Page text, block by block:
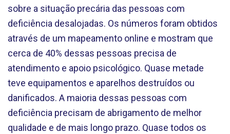
sobre a situação precária das pessoas com
deficiência desalojadas. Os números foram obtidos
através de um mapeamento online e mostram que
cerca de 40% dessas pessoas precisa de
atendimento e apoio psicológico. Quase metade
teve equipamentos e aparelhos destruídos ou
danificados. A maioria dessas pessoas com
deficiência precisam de abrigamento de melhor
qualidade e de mais longo prazo. Quase todos os